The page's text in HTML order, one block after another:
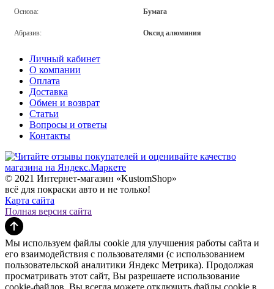
Основа: Бумага
Абразив: Оксид алюминия
Личный кабинет
О компании
Оплата
Доставка
Обмен и возврат
Статьи
Вопросы и ответы
Контакты
© 2021 Интернет-магазин «KustomShop»
всё для покраски авто и не только!
Карта сайта
Полная версия сайта
Мы используем файлы cookie для улучшения работы сайта и
его взаимодействия с пользователями (с использованием
пользовательской аналитики Яндекс Метрика). Продолжая
просматривать этот сайт, Вы разрешаете использование
cookie-файлов. Вы всегда можете отключить файлы cookie в